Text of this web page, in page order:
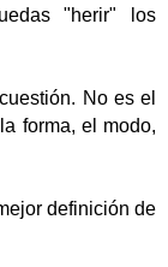
"herir" los
No es el
forma, el modo,
definición de